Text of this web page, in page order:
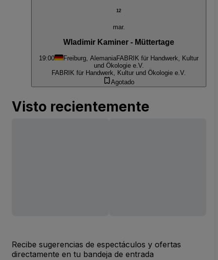
12
mar.
Wladimir Kaminer - Müttertage
19:00 Freiburg, AlemaniaFABRIK für Handwerk, Kultur
und Ökologie e.V.
FABRIK für Handwerk, Kultur und Ökologie e.V.
Agotado
Visto recientemente
Recibe sugerencias de espectáculos y ofertas
directamente en tu bandeja de entrada